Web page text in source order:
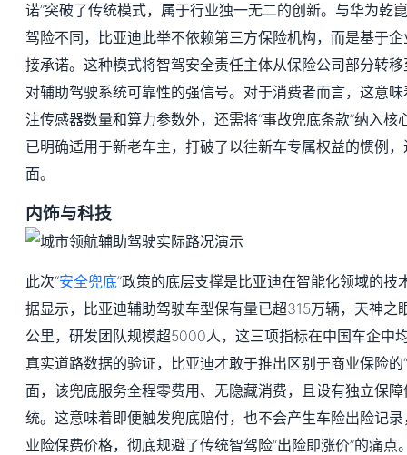
诺”突破了传统模式，属于行业独一无二的创新。与华为乾
驾险不同，比亚迪此举不依赖第三方保险机构，而是基于
接承诺。这种模式将智驾安全责任主体从保险公司部分转
对辅助驾驶系统可靠性的强信号。对于消费者而言，这意
注传感器数量和算力参数外，还需将“事故兜底条款”纳入
已明确适用于新老车主，打破了以往新车专属权益的惯例
面。
内饰与科技
此次“安全兜底”政策的底层支撑是比亚迪在智能化领域的技
据显示，比亚迪辅助驾驶车型保有量已超315万辆，天神之
公里，研发团队规模超5000人，这三项指标在中国车企中
真实道路数据的验证，比亚迪才敢于推出区别于商业保险的
面，该兜底服务全程零费用、无隐藏消费，且设有独立保
统。这意味着即便触发兜底赔付，也不会产生车险出险记
业险保费价格，彻底规避了传统智驾险“出险即涨价”的痛